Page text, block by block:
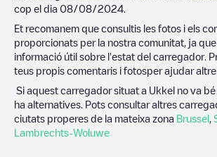
cop el dia 08/08/2024
Et recomanem que consultis les fotos i els
proporcionats per la nostra comunitat, ja
informació útil sobre l'estat del carregador.
teus propis comentaris i fotosper ajudar
Si aquest carregador situat a Ukkel no va
ha alternatives. Pots consultar altres
ciutats properes de la mateixa zona Brussel
Lambrechts-Woluwe